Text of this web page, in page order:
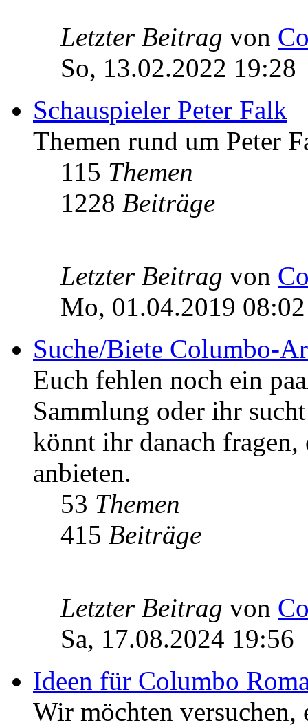
Letzter Beitrag von
So, 13.02.2022 19:28
Schauspieler Peter Falk
Themen rund um Peter
115 Themen
1228 Beiträge
Letzter Beitrag von
Mo, 01.04.2019 08:02
Suche/Biete Columbo-
Euch fehlen noch ein
Sammlung oder ihr
könnt ihr danach
anbieten.
53 Themen
415 Beiträge
Letzter Beitrag von
Sa, 17.08.2024 19:56
Ideen für Columbo
Wir möchten